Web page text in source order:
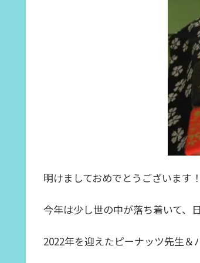
明けましておめでとうございます！
今年は少し世の中が落ち着いて、
2022年を迎えたピーナッツ先生＆